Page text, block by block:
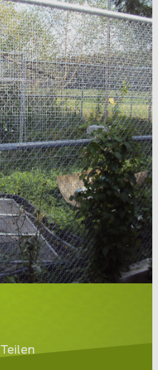
Teilen